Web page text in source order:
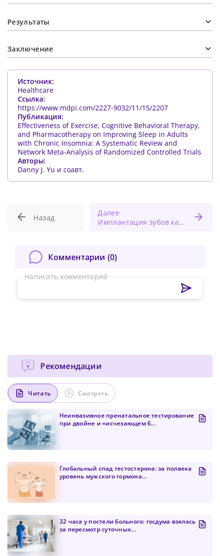
Результаты
Заключение
Источник:
Healthcare
Ссылка:
https://www.mdpi.com/2227-9032/11/15/2207
Публикация:
Effectiveness of Exercise, Cognitive Behavioral Therapy,
and Pharmacotherapy on Improving Sleep in Adults
with Chronic Insomnia: A Systematic Review and
Network Meta-Analysis of Randomized Controlled Trials
Авторы:
Danny J. Yu и соавт.
Назад
Далее
Имплантация зубов как альтернатива съёмным протезам: да или нет?
Комментарии (0)
Написать комментарий
Рекомендации
Читать Смотреть
Неинвазивное пренатальное тестирование
при двойне и «исчезающем б...
Глобальный спад тестостерона: за полвека
уровень мужского гормона...
32 часа у постели больного: госдума взялась
за пересмотр суточных...